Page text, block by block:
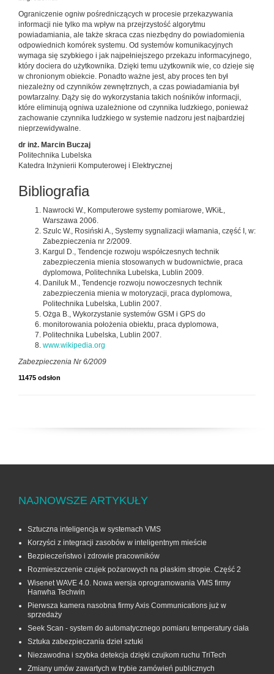
Ograniczenie ogniw pośredniczących w procesie przekazywania
informacji nie tylko ma wpływ na przejrzystość algorytmu
powiadamiania, ale także skraca czas niezbędny do powiadomienia
odpowiednich komórek systemu. Od systemów komunikacyjnych
wymaga się szybkiego i jak najpełniejszego przekazu informacyjnego,
który dociera do użytkownika. Dzięki temu użytkownik wie, co dzieje się
w chronionym obiekcie. Ponadto ważne jest, aby proces ten był
niezależny od czynników zewnętrznych, a czas powiadamiania był
powtarzalny. Dąży się do wykorzystania takich nośników informacji,
które eliminują ogniwa uzależnione od czynnika ludzkiego, ponieważ
zachowanie czynnika ludzkiego w systemie nadzoru jest najbardziej
nieprzewidywalne.
dr inż. Marcin Buczaj
Politechnika Lubelska
Katedra Inżynierii Komputerowej i Elektrycznej
Bibliografia
Nawrocki W., Komputerowe systemy pomiarowe, WKiŁ,
Warszawa 2006.
Szulc W., Rosiński A., Systemy sygnalizacji włamania, część I, w:
Zabezpieczenia nr 2/2009.
Kargul D., Tendencje rozwoju współczesnych technik
zabezpieczenia mienia stosowanych w budownictwie, praca
dyplomowa, Politechnika Lubelska, Lublin 2009.
Daniluk M., Tendencje rozwoju nowoczesnych technik
zabezpieczenia mienia w motoryzacji, praca dyplomowa,
Politechnika Lubelska, Lublin 2007.
Ożga B., Wykorzystanie systemów GSM i GPS do
monitorowania położenia obiektu, praca dyplomowa,
Politechnika Lubelska, Lublin 2007.
www.wikipedia.org
Zabezpieczenia Nr 6/2009
11475 odsłon
NAJNOWSZE ARTYKUŁY
Sztuczna inteligencja w systemach VMS
Korzyści z integracji zasobów w inteligentnym mieście
Bezpieczeństwo i zdrowie pracowników
Rozmieszczenie czujek pożarowych na płaskim stropie. Część 2
Wisenet WAVE 4.0. Nowa wersja oprogramowania VMS firmy
Hanwha Techwin
Pierwsza kamera nasobna firmy Axis Communications już w
sprzedaży
Seek Scan - system do automatycznego pomiaru temperatury ciała
Sztuka zabezpieczania dzieł sztuki
Niezawodna i szybka detekcja dzięki czujkom ruchu TriTech
Zmiany umów zawartych w trybie zamówień publicznych